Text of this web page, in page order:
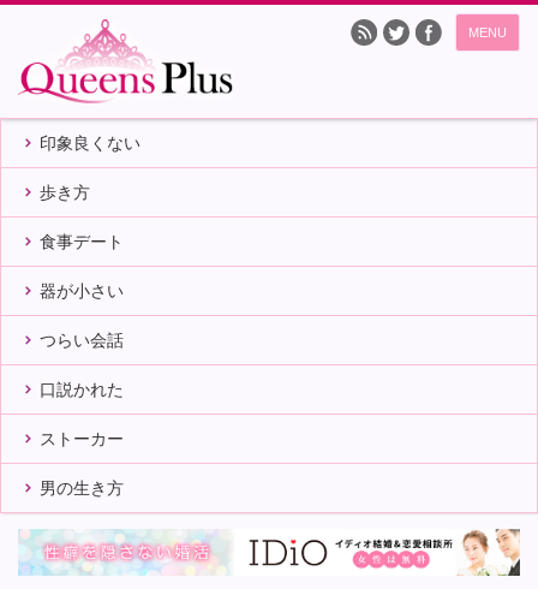
MENU
印象良くない
歩き方
食事デート
器が小さい
つらい会話
口説かれた
ストーカー
男の生き方